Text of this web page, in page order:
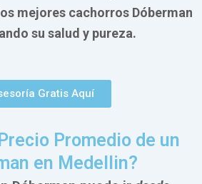
mejores cachorros Dóberman
su salud y pureza.
Gratis Aquí
Promedio de un
en Medellin?